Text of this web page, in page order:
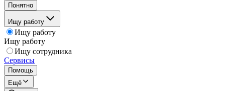
Понятно
Ищу работу
Ищу работу
Ищу работу
Ищу сотрудника
Сервисы
Помощь
Ещё